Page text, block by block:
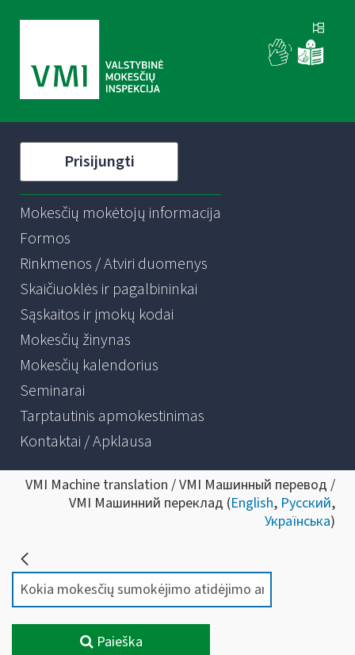
Prisijungti
Mokesčių mokėtojų informacija
Formos
Rinkmenos / Atviri duomenys
Skaičiuoklės ir pagalbininkai
Sąskaitos ir įmokų kodai
Mokesčių žinynas
Mokesčių kalendorius
Seminarai
Tarptautinis apmokestinimas
Kontaktai / Apklausa
VMI Machine translation / VMI Машинный перевод /
VMI Машинний переклад (English, Русский,
Українська)
Paieška